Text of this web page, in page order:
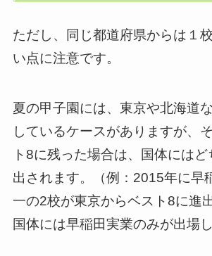
ただし、同じ都道府県からは１
い点に注意です。
夏の甲子園には、東京や北海道
しているケースがありますが、
ト8に残った場合は、国体には
出されます。（例：2015年に早
一の2校が東京からベスト8に進
国体には早稲田実業のみが出場